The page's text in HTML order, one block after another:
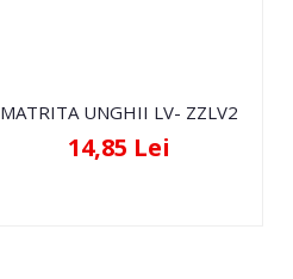
MATRITA UNGHII LV- ZZLV2
14,85 Lei